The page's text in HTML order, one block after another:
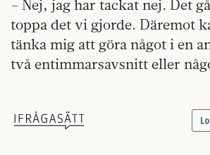
– Nej, jag har tackat nej. Det
toppa det vi gjorde. Däremot
tänka mig att göra något i en
två entimmarsavsnitt eller